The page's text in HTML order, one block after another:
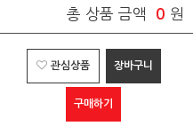
총 상품 금액 0 원
관심상품 장바구니
구매하기